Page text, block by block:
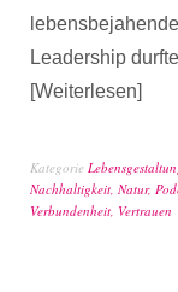
Leadership
Weiterlesen
Kategorie
Nachhaltigkeit, Natur,
Verbundenheit, Vertrauen